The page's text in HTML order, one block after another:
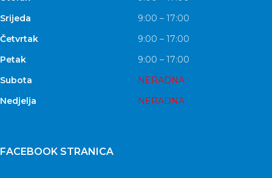
Srijeda
9:00 – 17:00
Četvrtak
9:00 – 17:00
Petak
9:00 – 17:00
Subota
NERADNA
Nedjelja
NERADNA
FACEBOOK STRANICA